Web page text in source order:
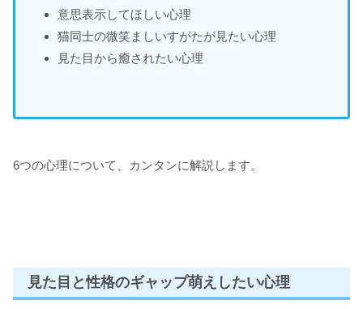
意思表示してほしい心理
猫同士の微笑ましいすがたが見たい心理
見た目から癒されたい心理
6つの心理について、カンタンに解説します。
見た目と性格のギャップ萌えしたい心理